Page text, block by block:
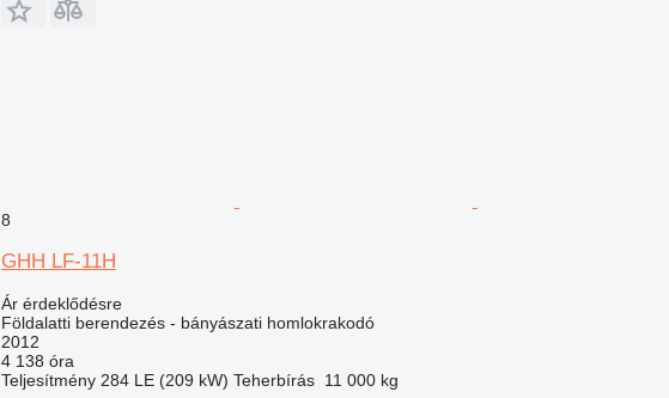
8
GHH LF-11H
Ár érdeklődésre
Földalatti berendezés - bányászati homlokrakodó
2012
4 138 óra
Teljesítmény 284 LE (209 kW) Teherbírás 11 000 kg